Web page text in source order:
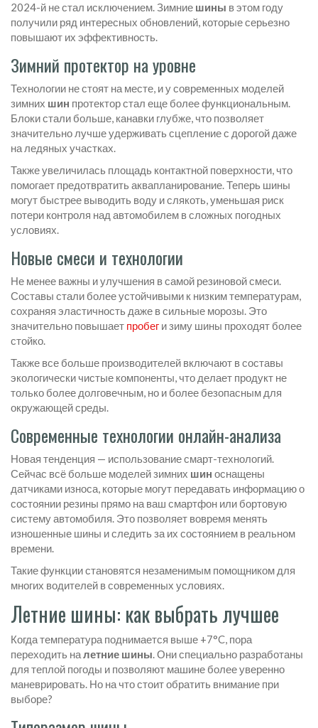
2024-й не стал исключением. Зимние шины в этом году
получили ряд интересных обновлений, которые серьезно
повышают их эффективность.
Зимний протектор на уровне
Технологии не стоят на месте, и у современных моделей
зимних шин протектор стал еще более функциональным.
Блоки стали больше, канавки глубже, что позволяет
значительно лучше удерживать сцепление с дорогой даже
на ледяных участках.
Также увеличилась площадь контактной поверхности, что
помогает предотвратить аквапланирование. Теперь шины
могут быстрее выводить воду и слякоть, уменьшая риск
потери контроля над автомобилем в сложных погодных
условиях.
Новые смеси и технологии
Не менее важны и улучшения в самой резиновой смеси.
Составы стали более устойчивыми к низким температурам,
сохраняя эластичность даже в сильные морозы. Это
значительно повышает пробег и зиму шины проходят более
стойко.
Также все больше производителей включают в составы
экологически чистые компоненты, что делает продукт не
только более долговечным, но и более безопасным для
окружающей среды.
Современные технологии онлайн-анализа
Новая тенденция — использование смарт-технологий.
Сейчас всё больше моделей зимних шин оснащены
датчиками износа, которые могут передавать информацию о
состоянии резины прямо на ваш смартфон или бортовую
систему автомобиля. Это позволяет вовремя менять
изношенные шины и следить за их состоянием в реальном
времени.
Такие функции становятся незаменимым помощником для
многих водителей в современных условиях.
Летние шины: как выбрать лучшее
Когда температура поднимается выше +7°C, пора
переходить налетние шины. Они специально разработаны
для теплой погоды и позволяют машине более уверенно
маневрировать. Но на что стоит обратить внимание при
выборе?